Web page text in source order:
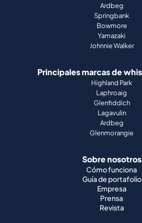
Ardbeg
Springbank
Bowmore
Yamazaki
Johnnie Walker
Principales marcas de
Highland Park
Laphroaig
Glenfiddich
Lagavulin
Ardbeg
Glenmorangie
Sobre nosotros
Cómo funciona
Guía de portafolio
Empresa
Prensa
Revista